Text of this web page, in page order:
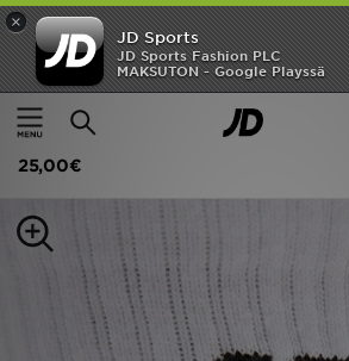
×
JD Sports
JD Sports Fashion PLC
MAKSUTON - Google Playssä
Etusivu
Naiset Naisten asusteet Sukat
New Balance 6-Pack Quarter Socks
25,00€
Etusivu
Ale
Naiset
Miehet